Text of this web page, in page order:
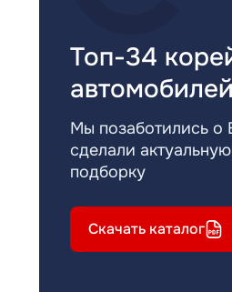
Топ-34
автомобилей
Мы позаботились о
сделали актуальную
подборку
Скачать каталог